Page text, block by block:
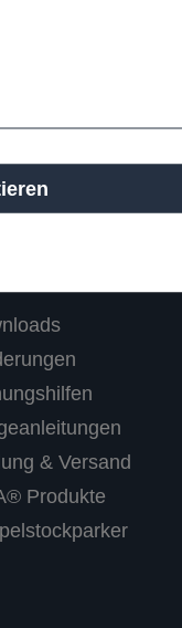
& Versand
Produkte